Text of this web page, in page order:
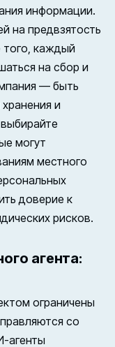
информации.
на предвзятость
того, каждый
на сбор и
— быть
и
могут
местного
доверие к
рисков.
агента:
ограничены
со
агенты